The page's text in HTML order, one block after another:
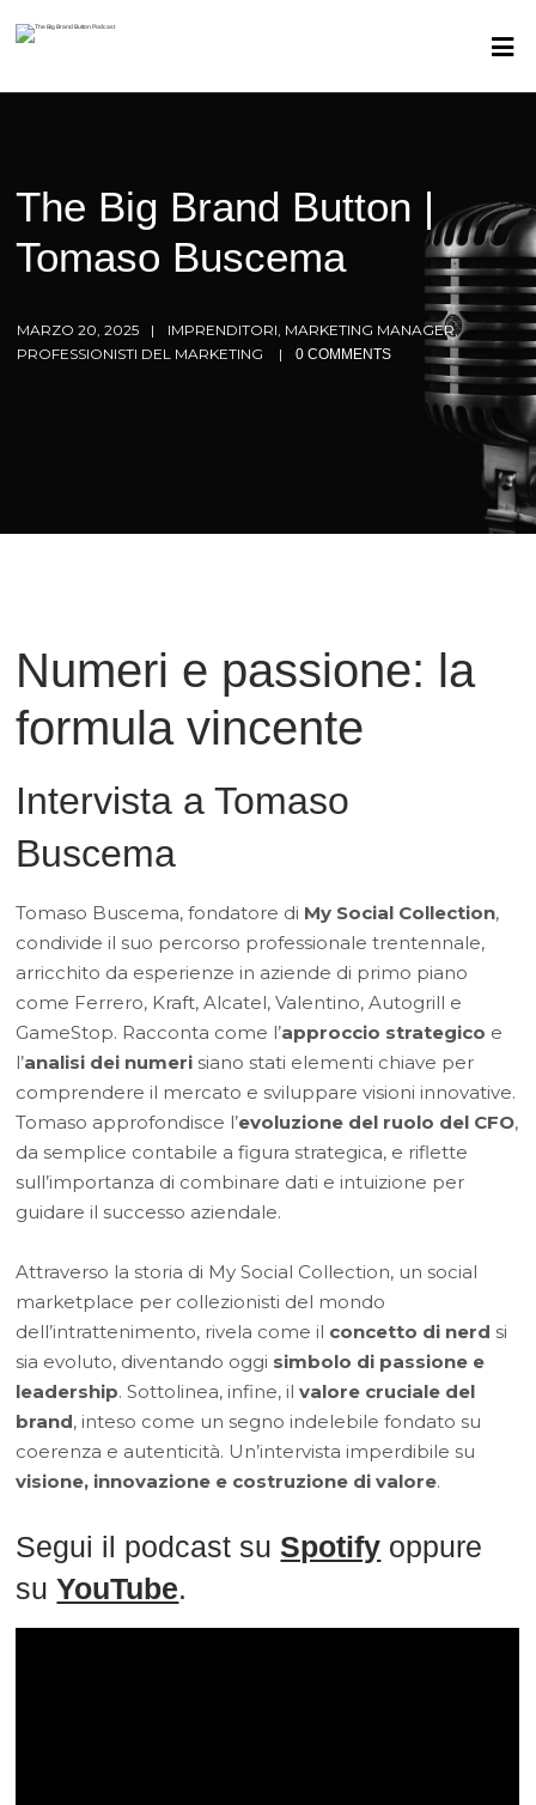
The Big Brand Button |
Tomaso Buscema
MARZO 20, 2025
IMPRENDITORI, MARKETING MANAGER,
PROFESSIONISTI DEL MARKETING
0 COMMENTS
Numeri e passione: la
formula vincente
Intervista a Tomaso
Buscema
Tomaso Buscema, fondatore di My Social Collection,
condivide il suo percorso professionale trentennale,
arricchito da esperienze in aziende di primo piano
come Ferrero, Kraft, Alcatel, Valentino, Autogrill e
GameStop. Racconta come l’approccio strategico e
l’analisi dei numeri siano stati elementi chiave per
comprendere il mercato e sviluppare visioni innovative.
Tomaso approfondisce l’evoluzione del ruolo del CFO,
da semplice contabile a figura strategica, e riflette
sull’importanza di combinare dati e intuizione per
guidare il successo aziendale.
Attraverso la storia di My Social Collection, un social
marketplace per collezionisti del mondo
dell’intrattenimento, rivela come il concetto di nerd si
sia evoluto, diventando oggi simbolo di passione e
leadership. Sottolinea, infine, ilvalore cruciale del
brand, inteso come un segno indelebile fondato su
coerenza e autenticità. Un’intervista imperdibile su
visione, innovazione e costruzione di valore.
Segui il podcast su Spotify oppure
suYouTube.